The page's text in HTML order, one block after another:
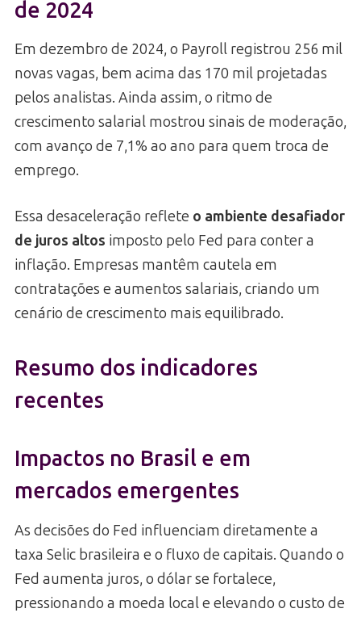
de 2024
Em dezembro de 2024, o Payroll registrou 256 mil
novas vagas, bem acima das 170 mil projetadas
pelos analistas. Ainda assim, o ritmo de
crescimento salarial mostrou sinais de moderação,
com avanço de 7,1% ao ano para quem troca de
emprego.
Essa desaceleração reflete o ambiente desafiador
de juros altos imposto pelo Fed para conter a
inflação. Empresas mantêm cautela em
contratações e aumentos salariais, criando um
cenário de crescimento mais equilibrado.
Resumo dos indicadores
recentes
Impactos no Brasil e em
mercados emergentes
As decisões do Fed influenciam diretamente a
taxa Selic brasileira e o fluxo de capitais. Quando o
Fed aumenta juros, o dólar se fortalece,
pressionando a moeda local e elevando o custo de